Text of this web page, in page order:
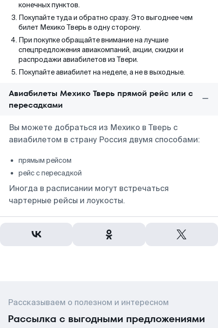
конечных пунктов.
Покупайте туда и обратно сразу. Это выгоднее чем
билет Мехико Тверь в одну сторону.
При покупке обращайте внимание на лучшие
спецпредложения авиакомпаний, акции, скидки и
распродажи авиабилетов из Твери.
Покупайте авиабилет на неделе, а не в выходные.
Авиабилеты Мехико Тверь прямой рейс или с
пересадками
Вы можете добраться из Мехико в Тверь с
авиабилетом в страну Россия двумя способами:
прямым рейсом
рейс с пересадкой
Иногда в расписании могут встречаться
чартерные рейсы и лоукосты.
Рассказываем о полезном и интересном
Рассылка с выгодными предложениями